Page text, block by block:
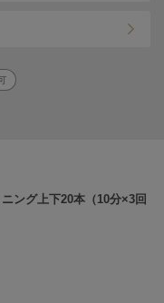
ング上下20本（10分×3回